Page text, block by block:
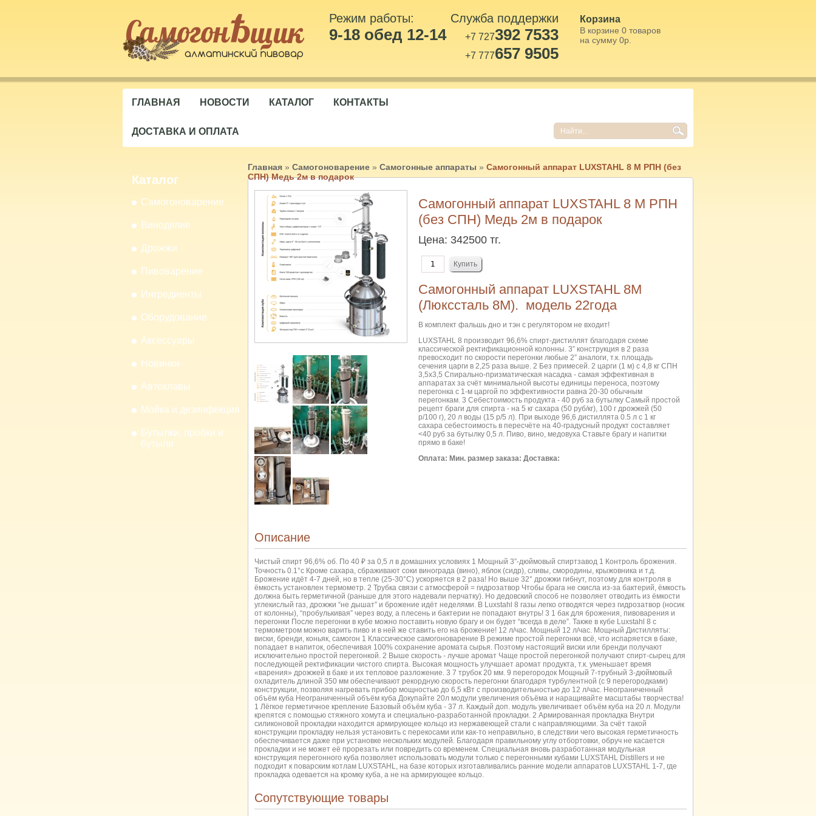
Режим работы:
9-18 обед 12-14
Корзина
В корзине 0 товаров
на сумму 0р.
Служба поддержки
+7 727392 7533
+7 777657 9505
ГЛАВНАЯ НОВОСТИ КАТАЛОГ КОНТАКТЫ
ДОСТАВКА И ОПЛАТА
Каталог
Самогоноварение
Виноделие
Дрожжи
Пивоварение
Ингредиенты
Оборудование
Аксессуары
Новинки
Автоклавы
Мойка и дезинфекция
Бутылки, пробки и
бутыли
Главная » Самогоноварение » Самогонные аппараты » Самогонный аппарат LUXSTAHL 8 М РПН (без
СПН) Медь 2м в подарок
Самогонный аппарат LUXSTAHL 8 М РПН
(без СПН) Медь 2м в подарок
Цена: 342500 тг.
Самогонный аппарат LUXSTAHL 8М
(Люкссталь 8М). модель 22года
В комплект фальшь дно и тэн с регулятором не входит!
LUXSTAHL 8 производит 96,6% спирт-дистиллят благодаря схеме
классической ректификационной колонны. 3” конструкция в 2 раза
превосходит по скорости перегонки любые 2” аналоги, т.к. площадь
сечения царги в 2,25 раза выше. 2 Без примесей. 2 царги (1 м) с 4,8 кг СПН
3,5х3,5 Спирально-призматическая насадка - самая эффективная в
аппаратах за счёт минимальной высоты единицы переноса, поэтому
перегонка с 1-м царгой по эффективности равна 20-30 обычным
перегонкам. 3 Себестоимость продукта - 40 руб за бутылку Самый простой
рецепт браги для спирта - на 5 кг сахара (50 руб/кг), 100 г дрожжей (50
р/100 г), 20 л воды (15 р/5 л). При выходе 96,6 дистиллята 0.5 л с 1 кг
сахара себестоимость в пересчёте на 40-градусный продукт составляет
<40 руб за бутылку 0,5 л. Пиво, вино, медовуха Ставьте брагу и напитки
прямо в баке!
Оплата: Мин. размер заказа: Доставка:
Описание
Чистый спирт 96,6% об. По 40 ₽ за 0,5 л в домашних условиях 1 Мощный 3”-дюймовый спиртзавод 1 Контроль брожения.
Точность 0.1°c Кроме сахара, сбраживают соки винограда (вино), яблок (сидр), сливы, смородины, крыжовника и т.д.
Брожение идёт 4-7 дней, но в тепле (25-30°С) ускоряется в 2 раза! Но выше 32° дрожжи гибнут, поэтому для контроля в
ёмкость установлен термометр. 2 Трубка связи с атмосферой = гидрозатвор Чтобы брага не скисла из-за бактерий, ёмкость
должна быть герметичной (раньше для этого надевали перчатку). Но дедовский способ не позволяет отводить из ёмкости
углекислый газ, дрожжи “не дышат” и брожение идёт неделями. В Luxstahl 8 газы легко отводятся через гидрозатвор (носик
от колонны), “пробулькивая” через воду, а плесень и бактерии не попадают внутрь! 3 1 бак для брожения, пивоварения и
перегонки После перегонки в кубе можно поставить новую брагу и он будет “всегда в деле”. Также в кубе Luxstahl 8 с
термометром можно варить пиво и в ней же ставить его на брожение! 12 л/час. Мощный 12 л/час. Мощный Дистилляты:
виски, бренди, коньяк, самогон 1 Классическое самогоноварение В режиме простой перегонки всё, что испаряется в баке,
попадает в напиток, обеспечивая 100% сохранение аромата сырья. Поэтому настоящий виски или бренди получают
исключительно простой перегонкой. 2 Выше скорость - лучше аромат Чаще простой перегонкой получают спирт-сырец для
последующей ректификации чистого спирта. Высокая мощность улучшает аромат продукта, т.к. уменьшает время
«варения» дрожжей в баке и их тепловое разложение. 3 7 трубок 20 мм. 9 перегородок Мощный 7-трубный 3-дюймовый
охладитель длиной 350 мм обеспечивают рекордную скорость перегонки благодаря турбулентной (с 9 перегородками)
конструкции, позволяя нагревать прибор мощностью до 6,5 кВт с производительностью до 12 л/час. Неограниченный
объём куба Неограниченный объём куба Докупайте 20л модули увеличения объёма и наращивайте масштабы творчества!
1 Лёгкое герметичное крепление Базовый объём куба - 37 л. Каждый доп. модуль увеличивает объём куба на 20 л. Модули
крепятся с помощью стяжного хомута и специально-разработанной прокладки. 2 Армированная прокладка Внутри
силиконовой прокладки находится армирующее кольцо из нержавеющей стали с направляющими. За счёт такой
конструкции прокладку нельзя установить с перекосами или как-то неправильно, в следствии чего высокая герметичность
обеспечивается даже при установке нескольких модулей. Благодаря правильному углу отбортовки, обруч не касается
прокладки и не может её прорезать или повредить со временем. Специальная вновь разработанная модульная
конструкция перегонного куба позволяет использовать модули только с перегонными кубами LUXSTAHL Distillers и не
подходит к поварским котлам LUXSTAHL, на базе которых изготавливались ранние модели аппаратов LUXSTAHL 1-7, где
прокладка одевается на кромку куба, а не на армирующее кольцо.
Сопутствующие товары